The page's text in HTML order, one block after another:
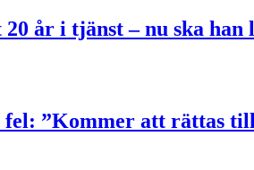
20 år i tjänst – nu ska han
fel: ”Kommer att rättas